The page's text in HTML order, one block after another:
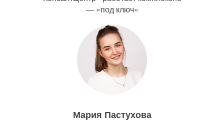
— «под ключ»
Мария Пастухова